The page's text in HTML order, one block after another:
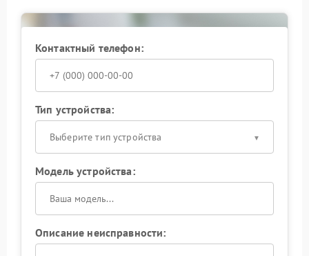
В сервисном центре APC выполняют диагностику
компонентов и настройку рабочих параметров.
После завершения работ ИБП стабильно выходит
из режима ожидания и работает без внезапных
отключений.
Контактный телефон:
Тип устройства:
Выберите тип устройства
Модель устройства:
Описание неисправности: